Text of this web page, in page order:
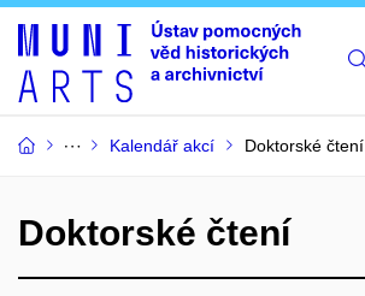
Kalendář akcí Doktorské čtení
Doktorské čtení